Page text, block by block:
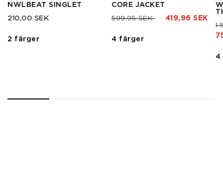
NWLBEAT SINGLET
210,00 SEK
2 färger
CORE JACKET
Pris nedsatt från
599,95 SEKtill 419,96 SEK
4 färger
1
4